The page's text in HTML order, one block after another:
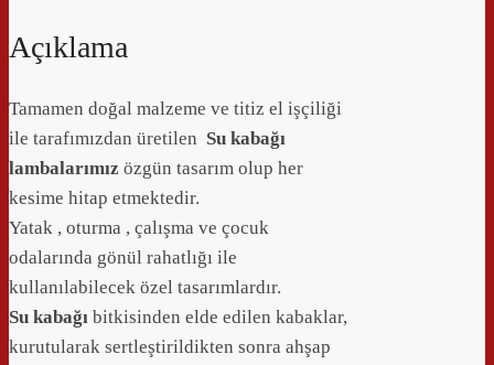
Açıklama
Tamamen doğal malzeme ve titiz el işçiliği
ile tarafımızdan üretilen Su kabağı
lambalarımız özgün tasarım olup her
kesime hitap etmektedir.
Yatak , oturma , çalışma ve çocuk
odalarında gönül rahatlığı ile
kullanılabilecek özel tasarımlardır.
Su kabağı bitkisinden elde edilen kabaklar,
kurutularak sertleştirildikten sonra ahşap